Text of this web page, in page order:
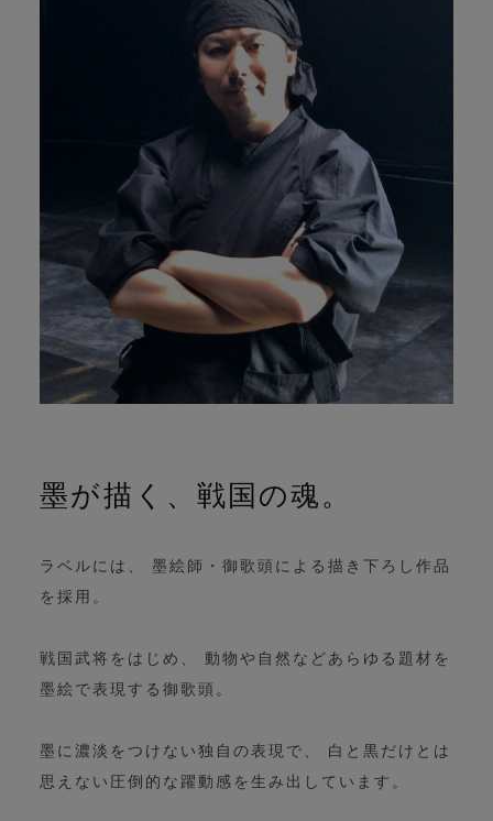
墨が描く、戦国の魂。
ラベルには、 墨絵師・御歌頭による描き下ろし作品
を採用。
戦国武将をはじめ、 動物や自然などあらゆる題材を
墨絵で表現する御歌頭。
墨に濃淡をつけない独自の表現で、 白と黒だけとは
思えない圧倒的な躍動感を生み出しています。